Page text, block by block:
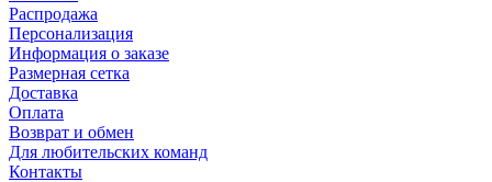
Распродажа
Персонализация
Информация о заказе
Размерная сетка
Доставка
Оплата
Возврат и обмен
Для любительских команд
Контакты